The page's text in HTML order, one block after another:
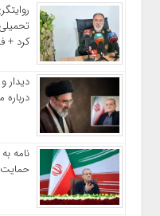
کرد +
دیدار
نامه
حمایت